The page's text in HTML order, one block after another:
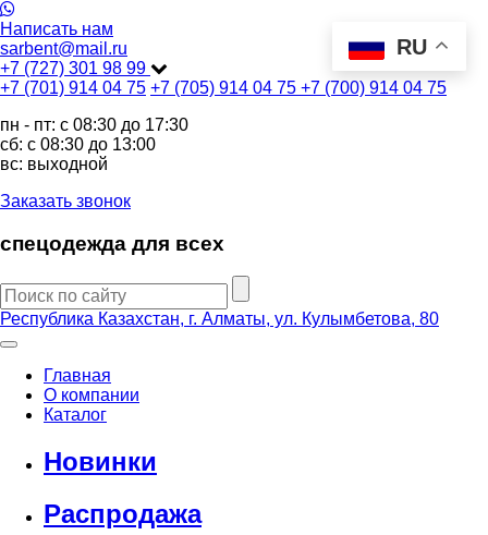
Написать нам
sarbent@mail.ru
+7 (727) 301 98 99
+7 (701) 914 04 75 +7 (705) 914 04 75 +7 (700) 914 04 75
пн - пт: c 08:30 до 17:30
сб: c 08:30 до 13:00
вс: выходной
Заказать звонок
спецодежда для всех
Республика Казахстан, г. Алматы, ул. Кулымбетова, 80
Главная
О компании
Каталог
Новинки
Распродажа
RU